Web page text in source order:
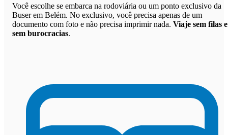
Você escolhe se embarca na rodoviária ou um ponto exclusivo da
Buser em Belém. No exclusivo, você precisa apenas de um
documento com foto e não precisa imprimir nada. Viaje sem filas e
sem burocracias.